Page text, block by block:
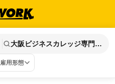
大阪ビジネスカレッジ専門学
校
雇用形態